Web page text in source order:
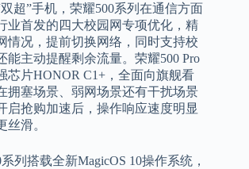
超”手机，荣耀500系列在通信方面
业首发的四大校园网专项优化，精
情况，提前切换网络，同时支持校
能主动提醒剩余流量。荣耀500 Pro
芯片HONOR C1+，全面向旗舰看
拥塞场景、弱网场景还有干扰场景
启抢购加速后，操作响应速度明显
丝滑。
列搭载全新MagicOS 10操作系统，